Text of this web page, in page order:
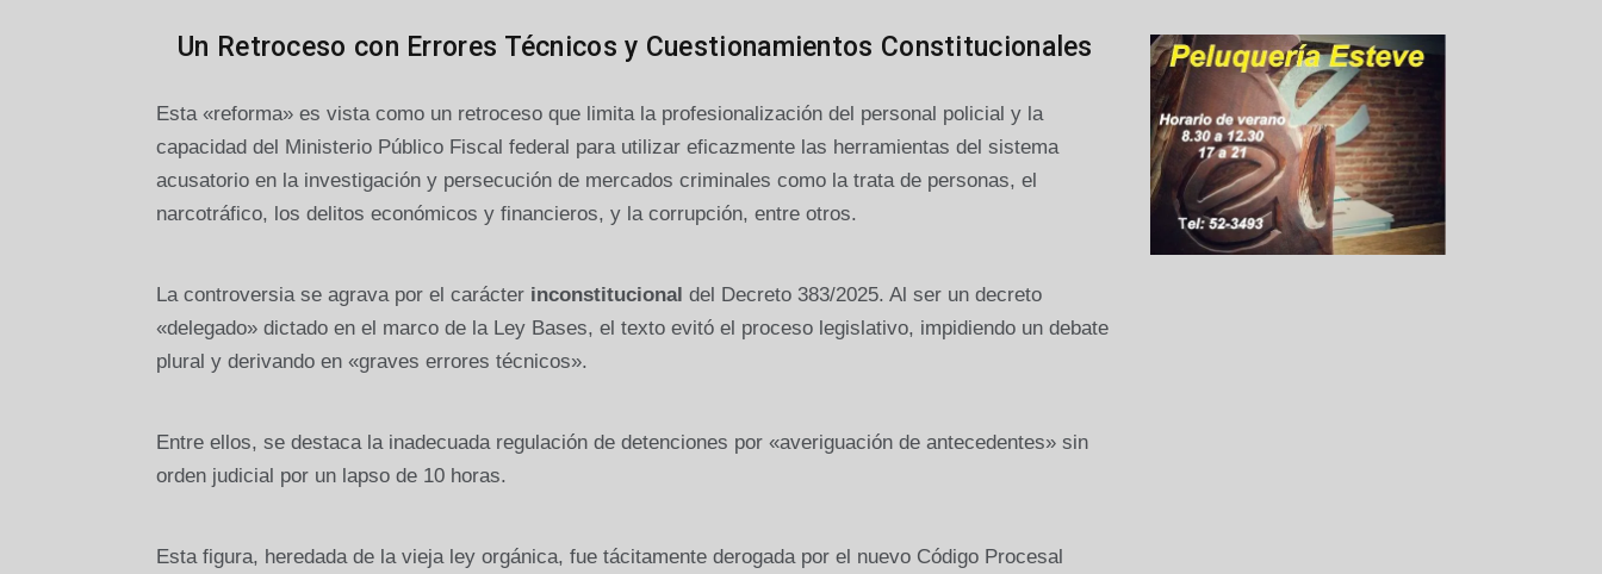
Un Retroceso con Errores Técnicos y Cuestionamientos Constitucionales
Esta «reforma» es vista como un retroceso que limita la profesionalización del personal policial y la
capacidad del Ministerio Público Fiscal federal para utilizar eficazmente las herramientas del sistema
acusatorio en la investigación y persecución de mercados criminales como la trata de personas, el
narcotráfico, los delitos económicos y financieros, y la corrupción, entre otros.
La controversia se agrava por el carácter inconstitucional del Decreto 383/2025. Al ser un decreto
«delegado» dictado en el marco de la Ley Bases, el texto evitó el proceso legislativo, impidiendo un debate
plural y derivando en «graves errores técnicos».
Entre ellos, se destaca la inadecuada regulación de detenciones por «averiguación de antecedentes» sin
orden judicial por un lapso de 10 horas.
Esta figura, heredada de la vieja ley orgánica, fue tácitamente derogada por el nuevo Código Procesal